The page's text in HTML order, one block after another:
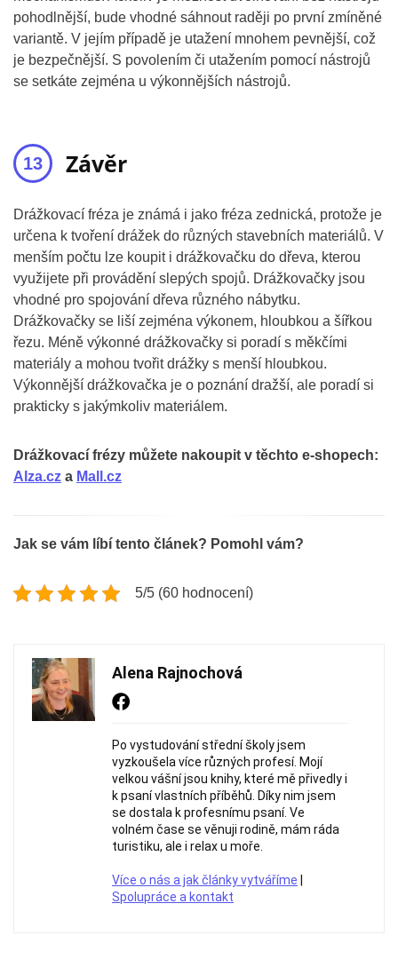
pohodlnější, bude vhodné sáhnout raději po první zmíněné
variantě. V jejím případě je utažení mnohem pevnější, což
je bezpečnější. S povolením či utažením pomocí nástrojů
se setkáte zejména u výkonnějších nástrojů.
Závěr
Drážkovací fréza je známá i jako fréza zednická, protože je
určena k tvoření drážek do různých stavebních materiálů. V
menším počtu lze koupit i drážkovačku do dřeva, kterou
využijete při provádění slepých spojů. Drážkovačky jsou
vhodné pro spojování dřeva různého nábytku.
Drážkovačky se liší zejména výkonem, hloubkou a šířkou
řezu. Méně výkonné drážkovačky si poradí s měkčími
materiály a mohou tvořit drážky s menší hloubkou.
Výkonnější drážkovačka je o poznání dražší, ale poradí si
prakticky s jakýmkoliv materiálem.
Drážkovací frézy můžete nakoupit v těchto e-shopech:
Alza.cz a Mall.cz
Jak se vám líbí tento článek? Pomohl vám?
5/5 (60 hodnocení)
Alena Rajnochová
Po vystudování střední školy jsem
vyzkoušela více různých profesí. Mojí
velkou vášní jsou knihy, které mě přivedly i
k psaní vlastních příběhů. Díky nim jsem
se dostala k profesnímu psaní. Ve
volném čase se věnuji rodině, mám ráda
turistiku, ale i relax u moře.
Více o nás a jak články vytváříme
Spolupráce a kontakt